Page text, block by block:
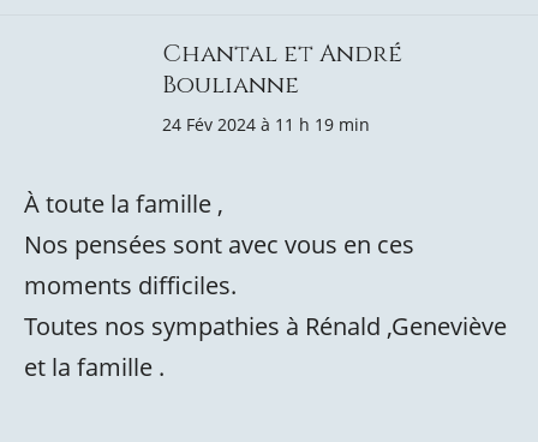
Chantal et André
Boulianne
24 Fév 2024 à 11 h 19 min
À toute la famille ,
Nos pensées sont avec vous en ces
moments difficiles.
Toutes nos sympathies à Rénald ,Geneviève
et la famille .